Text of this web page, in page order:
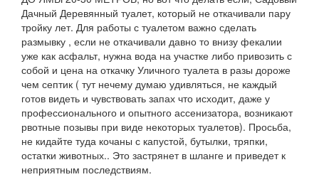
Дачный Деревянный туалет, который не откачивали пару
тройку лет. Для работы с туалетом важно сделать
размывку , если не откачивали давно то внизу фекалии
уже как асфальт, нужна вода на участке либо привозить с
собой и цена на откачку Уличного туалета в разы дороже
чем септик ( тут нечему думаю удивляться, не каждый
готов видеть и чувствовать запах что исходит, даже у
профессионального и опытного ассенизатора, возникают
рвотные позывы при виде некоторых туалетов). Просьба,
не кидайте туда кочаны с капустой, бутылки, тряпки,
остатки животных.. Это застрянет в шланге и приведет к
неприятным последствиям.